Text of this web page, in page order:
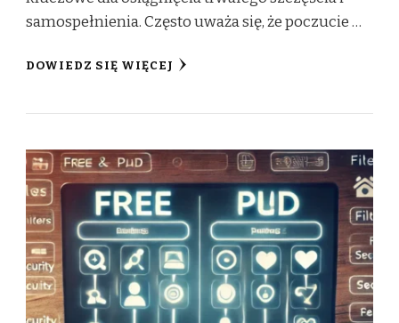
samospełnienia. Często uważa się, że poczucie …
DOWIEDZ SIĘ WIĘCEJ